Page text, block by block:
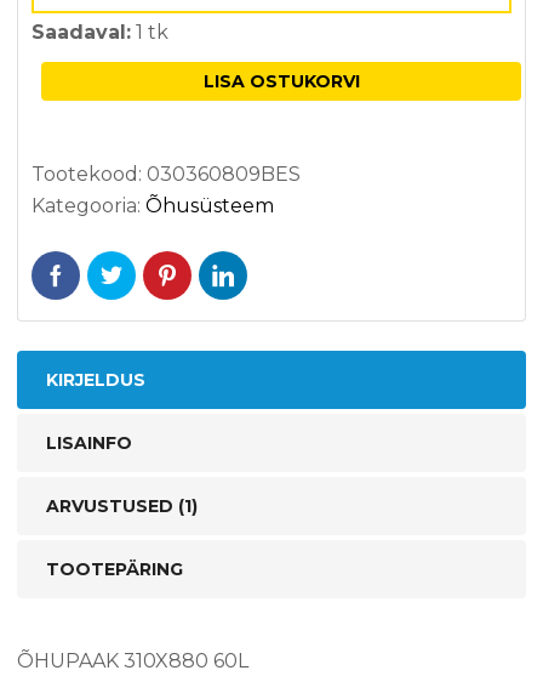
Saadaval: 1 tk
LISA OSTUKORVI
Tootekood: 030360809BES
Kategooria: Õhusüsteem
KIRJELDUS
LISAINFO
ARVUSTUSED (1)
TOOTEPÄRING
ÕHUPAAK 310X880 60L